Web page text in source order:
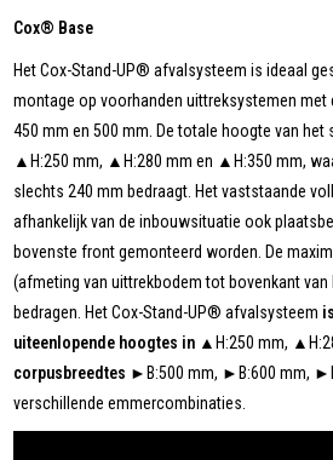
Cox® Base
Het Cox-Stand-UP® afvalsysteem is ideaal
montage op voorhanden uittreksystemen met
450 mm en 500 mm. De totale hoogte van het
▲H:250 mm, ▲H:280 mm en ▲H:350 mm,
slechts 240 mm bedraagt. Het vaststaande
afhankelijk van de inbouwsituatie ook
bovenste front gemonteerd worden. De
(afmeting van uittrekbodem tot bovenkant
bedragen. Het Cox-Stand-UP® afvalsysteem
uiteenlopende hoogtes in ▲H:250 mm,
corpusbreedtes ►B:500 mm, ►B:600 mm,
verschillende emmercombinaties.